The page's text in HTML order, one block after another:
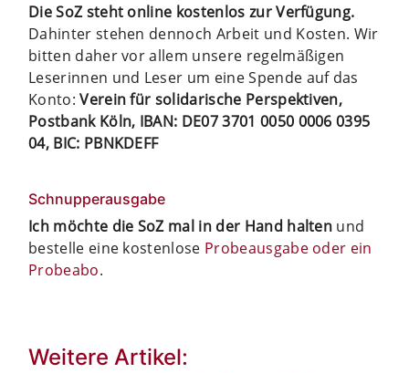
Die SoZ steht online kostenlos zur Verfügung.
Dahinter stehen dennoch Arbeit und Kosten. Wir
bitten daher vor allem unsere regelmäßigen
Leserinnen und Leser um eine Spende auf das
Konto:Verein für solidarische Perspektiven,
Postbank Köln, IBAN: DE07 3701 0050 0006 0395
04, BIC: PBNKDEFF
Schnupperausgabe
Ich möchte die SoZ mal in der Hand halten und
bestelle eine kostenlose Probeausgabe oder ein
Probeabo.
Weitere Artikel: